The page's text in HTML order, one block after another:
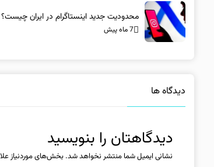
محدودیت جدید اینستاگرام در ایران چیست؟
7 ماه پیش
دیدگاه ها
دیدگاهتان را بنویسید
نشانی ایمیل شما منتشر نخواهد شد.بخش‌های موردنیاز